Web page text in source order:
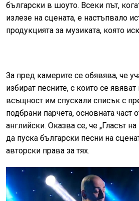
български в шоуто. Всеки път,
излезе на сцената, е настъпвало
продукцията за музиката, която
За пред камерите се обявява, че
избират песните, с които се
всъщност им спускали списък с
подбрани парчета, основната част
английски. Оказва се, че „Гласът
да пуска български песни на
авторски права за тях.